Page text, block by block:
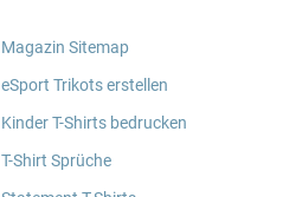
Magazin Sitemap
eSport Trikots erstellen
Kinder T-Shirts bedrucken
T-Shirt Sprüche